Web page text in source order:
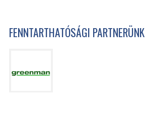
FENNTARTHATÓSÁGI PARTNERÜNK